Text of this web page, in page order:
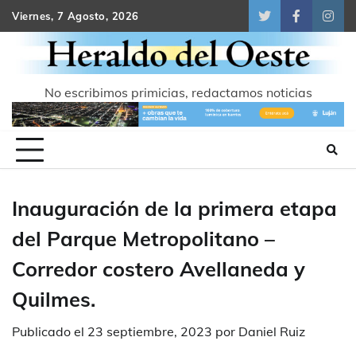
Skip
to
content
Viernes, 7 Agosto, 2026
TwitterFacebook
No escribimos primicias, redactamos noticias
Inauguración de la primera etapa
del Parque Metropolitano –
Corredor costero Avellaneda y
Quilmes.
Publicado el 23 septiembre, 2023 por Daniel Ruiz